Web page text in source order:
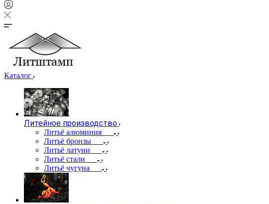
Каталог
Литейное производство
Литьё алюминия
Литьё бронзы
Литьё латуни
Литьё стали
Литьё чугуна